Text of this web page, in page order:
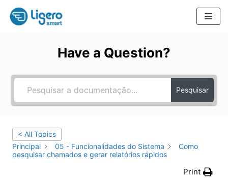
Pular
Have a Question?
Pesquisar
< All Topics
Principal
05 - Funcionalidades do Sistema
Como
pesquisar chamados e gerar relatórios rápidos
Print